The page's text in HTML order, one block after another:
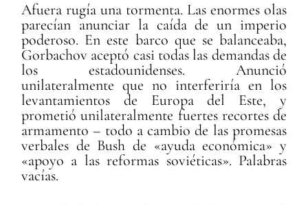
Afuera rugía una tormenta. Las enormes olas
parecían anunciar la caída de un imperio
poderoso. En este barco que se balanceaba,
Gorbachov aceptó casi todas las demandas de
los estadounidenses. Anunció
unilateralmente que no interferiría en los
levantamientos de Europa del Este, y
prometió unilateralmente fuertes recortes de
armamento – todo a cambio de las promesas
verbales de Bush de «ayuda económica» y
«apoyo a las reformas soviéticas». Palabras
vacías.